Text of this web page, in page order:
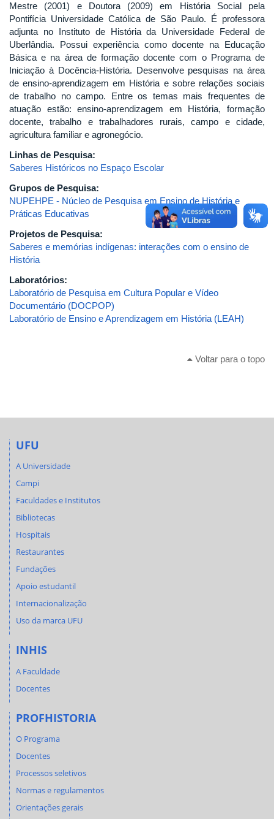
Mestre (2001) e Doutora (2009) em História Social pela
Pontifícia Universidade Católica de São Paulo. É professora
adjunta no Instituto de História da Universidade Federal de
Uberlândia. Possui experiência como docente na Educação
Básica e na área de formação docente com o Programa de
Iniciação à Docência-História. Desenvolve pesquisas na área
de ensino-aprendizagem em História e sobre relações sociais
de trabalho no campo. Entre os temas mais frequentes de
atuação estão: ensino-aprendizagem em História, formação
docente, trabalho e trabalhadores rurais, campo e cidade,
agricultura familiar e agronegócio.
Linhas de Pesquisa:
Saberes Históricos no Espaço Escolar
Grupos de Pesquisa:
NUPEHPE - Núcleo de Pesquisa em Ensino de História e
Práticas Educativas
Projetos de Pesquisa:
Saberes e memórias indígenas: interações com o ensino de
História
Laboratórios:
Laboratório de Pesquisa em Cultura Popular e Vídeo
Documentário (DOCPOP)
Laboratório de Ensino e Aprendizagem em História (LEAH)
Voltar para o topo
UFU
A Universidade
Campi
Faculdades e Institutos
Bibliotecas
Hospitais
Restaurantes
Fundações
Apoio estudantil
Internacionalização
Uso da marca UFU
INHIS
A Faculdade
Docentes
PROFHISTORIA
O Programa
Docentes
Processos seletivos
Normas e regulamentos
Orientações gerais